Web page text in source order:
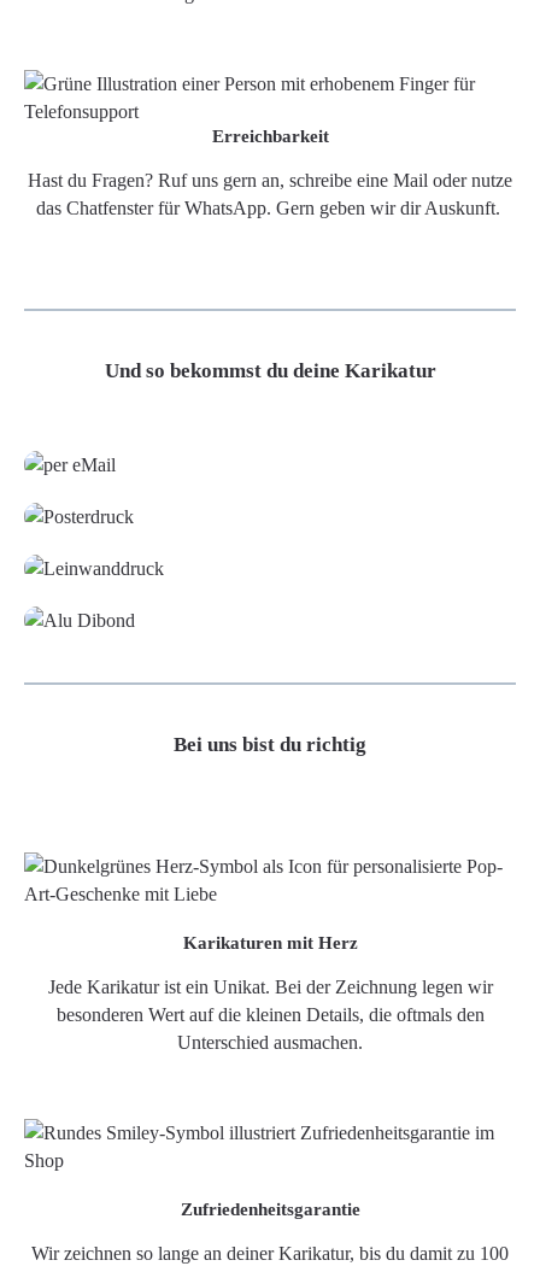
Erreichbarkeit
Hast du Fragen? Ruf uns gern an, schreibe eine Mail oder nutze
das Chatfenster für WhatsApp. Gern geben wir dir Auskunft.
Und so bekommst du deine Karikatur
Bei uns bist du richtig
Karikaturen mit Herz
Jede Karikatur ist ein Unikat. Bei der Zeichnung legen wir
besonderen Wert auf die kleinen Details, die oftmals den
Unterschied ausmachen.
Zufriedenheitsgarantie
Wir zeichnen so lange an deiner Karikatur, bis du damit zu 100